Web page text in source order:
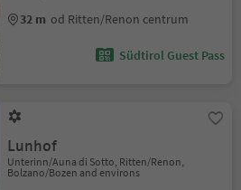
32 m od Ritten/Renon centrum
Südtirol Guest Pass
Lunhof
Unterinn/Auna di Sotto, Ritten/Renon,
Bolzano/Bozen and environs